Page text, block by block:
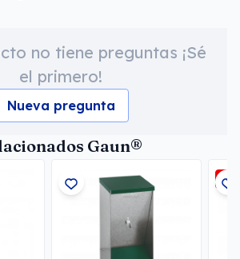
no tiene preguntas ¡Sé
el primero!
Nueva pregunta
Gaun®
-